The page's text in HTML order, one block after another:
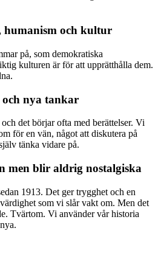
och kultur
på, som demokratiska
kulturen är för att upprätthålla dem.
nya tankar
det börjar ofta med berättelser. Vi
för en vän, något att diskutera på
tänka vidare på.
men blir aldrig nostalgiska
1913. Det ger trygghet och en
som vi slår vakt om. Men det
Tvärtom. Vi använder vår historia